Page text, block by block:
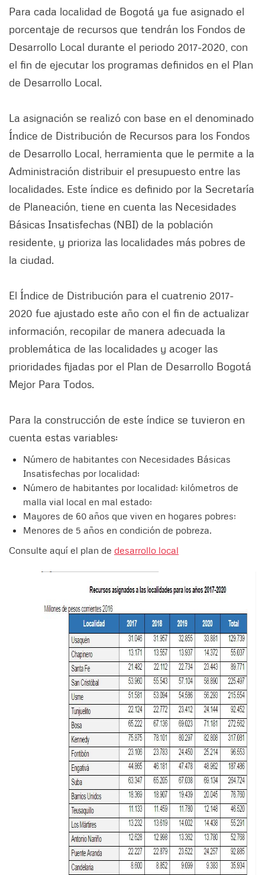
Para cada localidad de Bogotá ya fue asignado el
porcentaje de recursos que tendrán los Fondos de
Desarrollo Local durante el periodo 2017-2020, con
el fin de ejecutar los programas definidos en el Plan
de Desarrollo Local.
La asignación se realizó con base en el denominado
Índice de Distribución de Recursos para los Fondos
de Desarrollo Local, herramienta que le permite a la
Administración distribuir el presupuesto entre las
localidades. Este índice es definido por la Secretaría
de Planeación, tiene en cuenta las Necesidades
Básicas Insatisfechas (NBI) de la población
residente, y prioriza las localidades más pobres de
la ciudad.
El Índice de Distribución para el cuatrenio 2017-
2020 fue ajustado este año con el fin de actualizar
información, recopilar de manera adecuada la
problemática de las localidades y acoger las
prioridades fijadas por el Plan de Desarrollo Bogotá
Mejor Para Todos.
Para la construcción de este índice se tuvieron en
cuenta estas variables:
Número de habitantes con Necesidades Básicas
Insatisfechas por localidad;
Número de habitantes por localidad; kilómetros de
malla vial local en mal estado;
Mayores de 60 años que viven en hogares pobres;
Menores de 5 años en condición de pobreza.
Consulte aquí el plan de desarrollo local